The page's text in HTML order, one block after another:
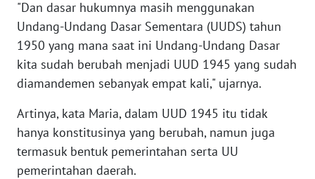
"Dan dasar hukumnya masih menggunakan
Undang-Undang Dasar Sementara (UUDS) tahun
1950 yang mana saat ini Undang-Undang Dasar
kita sudah berubah menjadi UUD 1945 yang sudah
diamandemen sebanyak empat kali," ujarnya.
Artinya, kata Maria, dalam UUD 1945 itu tidak
hanya konstitusinya yang berubah, namun juga
termasuk bentuk pemerintahan serta UU
pemerintahan daerah.
WN
KEPRI
PAPUA
WN
PAPUA
BARAT